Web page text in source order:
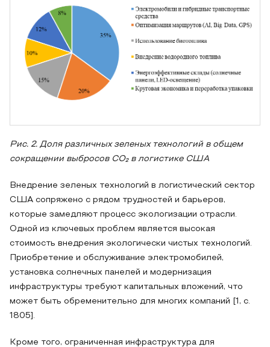
Рис. 2. Доля различных зеленых технологий в общем
сокращении выбросов CO₂ в логистике США
Внедрение зеленых технологий в логистический сектор
США сопряжено с рядом трудностей и барьеров,
которые замедляют процесс экологизации отрасли.
Одной из ключевых проблем является высокая
стоимость внедрения экологически чистых технологий.
Приобретение и обслуживание электромобилей,
установка солнечных панелей и модернизация
инфраструктуры требуют капитальных вложений, что
может быть обременительно для многих компаний [1, с.
1805].
Кроме того, ограниченная инфраструктура для